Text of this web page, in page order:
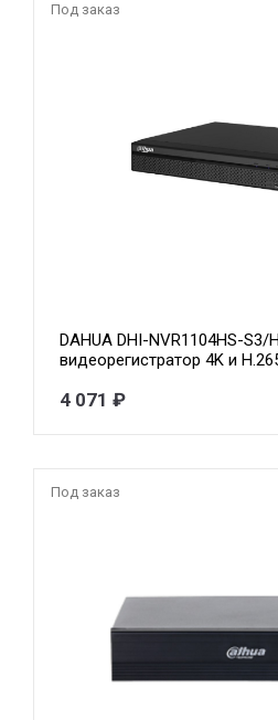
Под заказ
DAHUA DHI-NVR1104HS-
видеорегистратор 4K и
4 071 ₽
Под заказ